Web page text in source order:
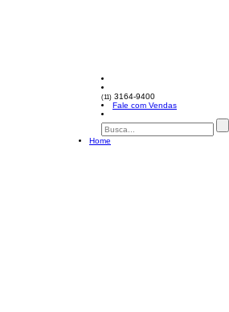
(11) 3164-9400
Fale com Vendas
Home